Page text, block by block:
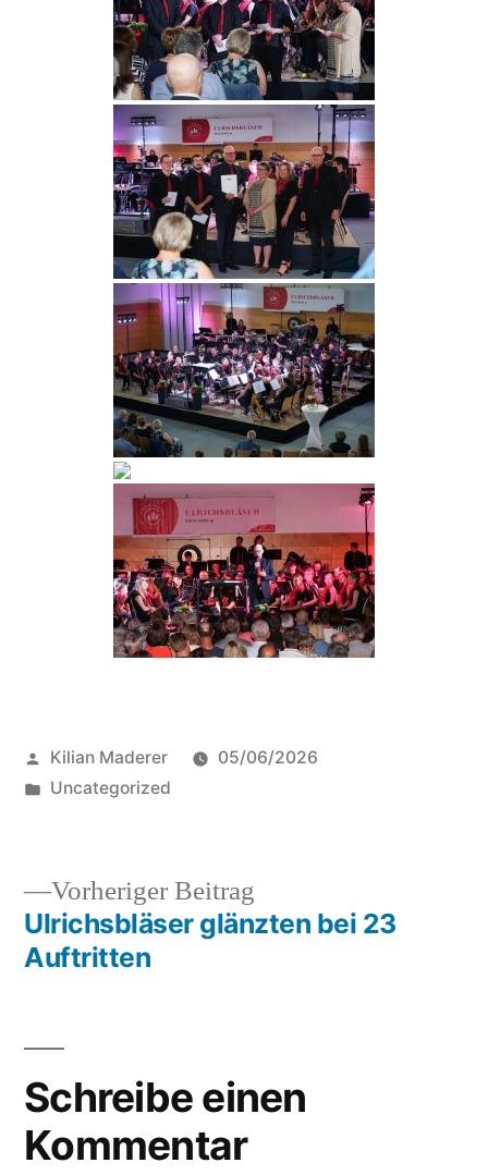
Veröffentlicht
von
Kilian Maderer
05/06/2026
Veröffentlicht
Uncategorized
Beitragsnavigation
Vorheriger Beitrag
Beitrag:
Ulrichsbläser glänzten bei 23
Auftritten
Schreibe einen
Kommentar